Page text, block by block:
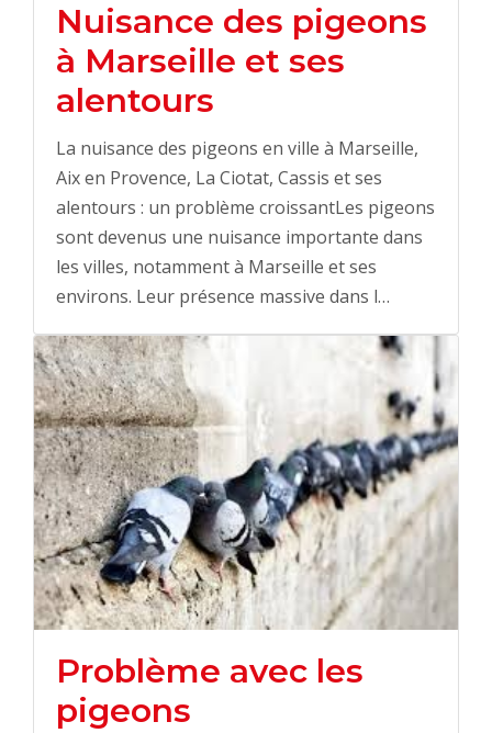
Nuisance des pigeons
à Marseille et ses
alentours
La nuisance des pigeons en ville à Marseille,
Aix en Provence, La Ciotat, Cassis et ses
alentours : un problème croissantLes pigeons
sont devenus une nuisance importante dans
les villes, notamment à Marseille et ses
environs. Leur présence massive dans l…
Problème avec les
pigeons